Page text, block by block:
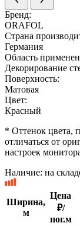
Бренд:
ORAFOL
Страна
Германия
Область
Декорирование
Поверхность:
Матовая
Цвет:
Красный
* Оттенок цвета,
отличаться от
настроек
Наличие: на
Ширина,
м
Цена
₽/
пог.м